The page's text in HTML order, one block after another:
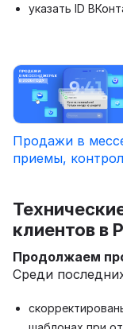
указать ID
Продажи в
приемы,
клиентов в
Продолжаем
Среди